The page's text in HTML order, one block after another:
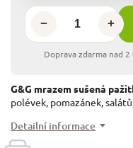
+
−
G&G mrazem sušená
polévek, pomazánek,
Detailní informace